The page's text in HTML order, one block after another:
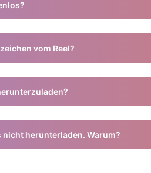
sind kostenlos verfügbar.
vom Reel?
automatisch beim
das Herunterladen erlaubt. Bei
nicht herunterladen. Warum?